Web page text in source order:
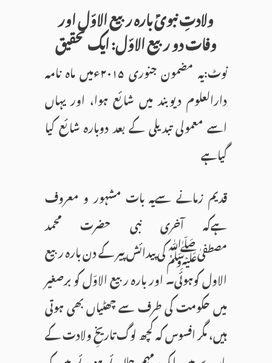
ولادتِ نبویؑ بارہ ربیع الاوّل اور
وفات دو ربیع الاوّل: ایک تحقیق
نوٹ:یہ مضمون جنوری ۲۰۱۵ءمیں ماہ نامہ
دارالعلوم دیوبند میں شائع ہوا، اور یہاں
اسے معمولی تبدیلی کے بعد دوبارہ شائع کیا
گیاہے
قدیم زمانے سےیہ بات مشہور و معروف
ہےکہ آخری نبی حضرت محمد
مصطفیٰﷺکی پیدائش پیر کے دن بارہ ربیع
الاول کوہوئی۔ اور بارہ ربیع الاوّل کو برصغیر
میں حکومت کی طرف سے چھٹیاں بھی ہوتی
ہیں، مگر افسوس کہ کچھ لوگ تاریخِ ولادت کے